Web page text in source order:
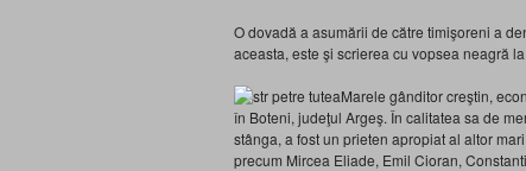
O dovadă a asumării de către timişoreni a
aceasta, este şi scrierea cu vopsea neagră
Marele gânditor creştin,
în Boteni, judeţul Argeş. În calitatea sa de
stânga, a fost un prieten apropiat al altor
precum Mircea Eliade, Emil Cioran,